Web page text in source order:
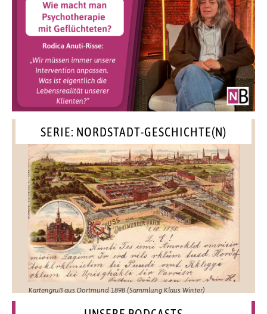
SERIE: NORDSTADT-GESCHICHTE(N)
Kartengruß aus Dortmund 1898 (Sammlung Klaus Winter)